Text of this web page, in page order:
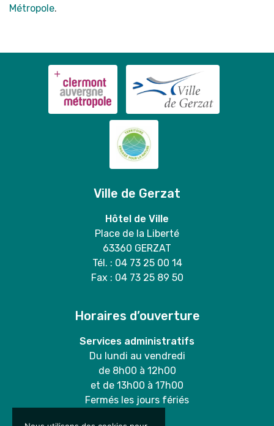
Métropole.
Ville de Gerzat
Hôtel de Ville
Place de la Liberté
63360 GERZAT
Tél. : 04 73 25 00 14
Fax : 04 73 25 89 50
Horaires d’ouverture
Services administratifs
Du lundi au vendredi
de 8h00 à 12h00
et de 13h00 à 17h00
Fermés les jours fériés